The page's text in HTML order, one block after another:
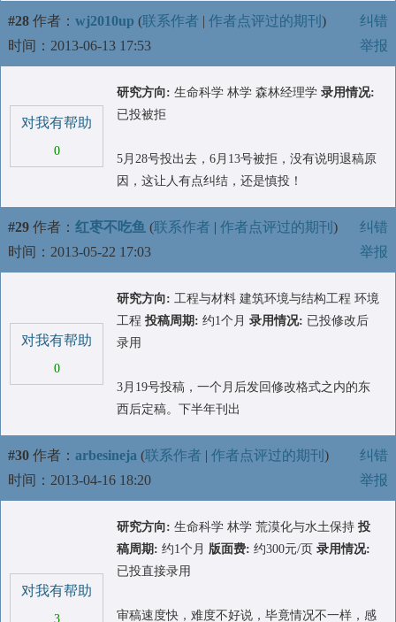
#28 作者： wj2010up (联系作者 | 作者点评过的期刊 )
时间：2013-06-13 17:53
纠错
举报
对我有帮助
0
研究方向: 生命科学 林学 森林经理学 录用情况:
已投被拒
5月28号投出去，6月13号被拒，没有说明退稿原
因，这让人有点纠结，还是慎投！
#29 作者： 红枣不吃鱼 (联系作者 | 作者点评过的期刊 )
时间：2013-05-22 17:03
纠错
举报
对我有帮助
0
研究方向: 工程与材料 建筑环境与结构工程 环境
工程 投稿周期: 约1个月 录用情况: 已投修改后
录用
3月19号投稿，一个月后发回修改格式之内的东
西后定稿。下半年刊出
#30 作者： arbesineja (联系作者 | 作者点评过的期刊 )
时间：2013-04-16 18:20
纠错
举报
对我有帮助
3
研究方向: 生命科学 林学 荒漠化与水土保持 投
稿周期: 约1个月 版面费: 约300元/页 录用情况:
已投直接录用
审稿速度快，难度不好说，毕竟情况不一样，感